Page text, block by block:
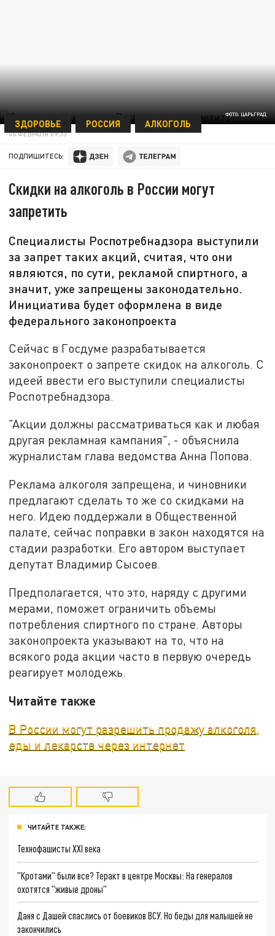
ФОТО: ЦАРЬГРАД
ЗДОРОВЬЕ РОССИЯ АЛКОГОЛЬ
06 ФЕВРАЛЯ 09:33
ПОДПИШИТЕСЬ:
Скидки на алкоголь в России могут
запретить
Специалисты Роспотребнадзора выступили
за запрет таких акций, считая, что они
являются, по сути, рекламой спиртного, а
значит, уже запрещены законодательно.
Инициатива будет оформлена в виде
федерального законопроекта
Сейчас в Госдуме разрабатывается
законопроект о запрете скидок на алкоголь. С
идеей ввести его выступили специалисты
Роспотребнадзора.
"Акции должны рассматриваться как и любая
другая рекламная кампания", - объяснила
журналистам глава ведомства Анна Попова.
Реклама алкоголя запрещена, и чиновники
предлагают сделать то же со скидками на
него. Идею поддержали в Общественной
палате, сейчас поправки в закон находятся на
стадии разработки. Его автором выступает
депутат Владимир Сысоев.
Предполагается, что это, наряду с другими
мерами, поможет ограничить объемы
потребления спиртного по стране. Авторы
законопроекта указывают на то, что на
всякого рода акции часто в первую очередь
реагирует молодежь.
Читайте также
В России могут разрешить продажу алкоголя,
еды и лекарств через интернет
ЧИТАЙТЕ ТАКЖЕ:
Технофашисты XXI века
"Кротами" были все? Теракт в центре Москвы: На генералов
охотятся "живые дроны"
Даня с Дашей спаслись от боевиков ВСУ. Но беды для малышей не
закончились